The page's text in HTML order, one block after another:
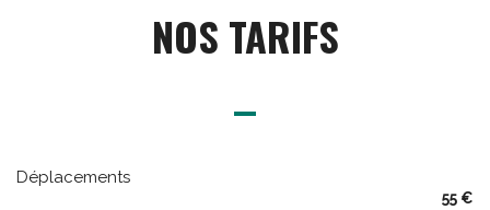
NOS TARIFS
Déplacements
55 €